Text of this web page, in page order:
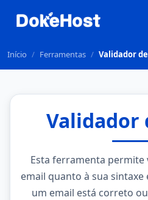
Início / Ferramentas / Validador
Validador
Esta ferramenta permite
email quanto à sua
um email está correto